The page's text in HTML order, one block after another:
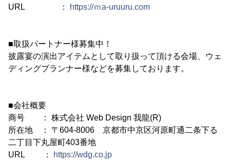
URL ：
https://ｍa-uruuru.com
■取扱パートナー様募集中！
披露宴の演出アイテムとして取り扱って頂ける会場、ウェ
ディングプランナー様などを募集しております。
■会社概要
商号 ： 株式会社 Web Design 我龍(R)
所在地 ： 〒604-8006 京都市中京区河原町通二条下る
二丁目下丸屋町403番地
URL ：
https://wdg.co.jp